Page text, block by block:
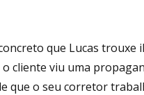
que Lucas
o cliente viu uma
que o seu corretor